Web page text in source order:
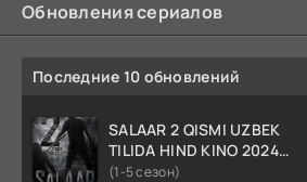
Обновления сериалов
Последние 10 обновлений
SALAAR 2 QISMI UZBEK
TILIDA HIND KINO 2024
TARJIMA 720p HD Skachat
(1-5 сезон)